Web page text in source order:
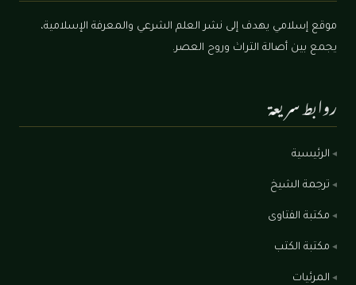
موقع إسلامي يهدف إلى نشر العلم الشرعي والمعرفة الإسلامية،
يجمع بين أصالة التراث وروح العصر.
روابط سريعة
الرئيسية
ترجمة الشيخ
مكتبة الفتاوى
مكتبة الكتب
المرئيات